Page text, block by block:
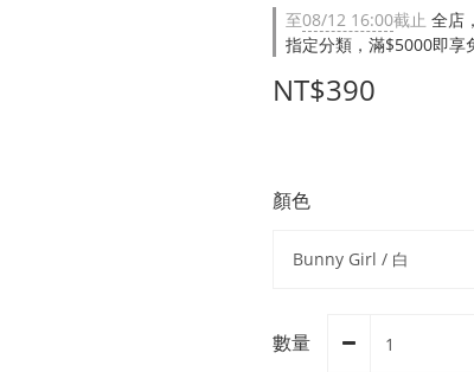
至08/12 16:00截止 全店
指定分類，滿$5000即享
NT$390
顏色
數量